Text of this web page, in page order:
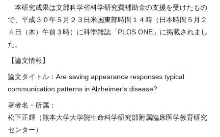
本研究成果は文部科学省科学研究費補助金の支援を受けたもの
で、平成３０年５月２３日米国東部時間１４時（日本時間５月２
４日（木）午前３時）に科学雑誌「PLOS ONE」に掲載されまし
た。
【論文情報】
論文タイトル：Are saving appearance responses typical
communication patterns in Alzheimer's disease?
著者名・所属：
松下正輝（熊本大学大学院生命科学研究部附属臨床医学教育研究
センター）